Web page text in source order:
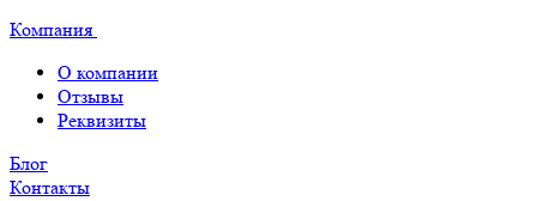
Компания
О компании
Отзывы
Реквизиты
Блог
Контакты